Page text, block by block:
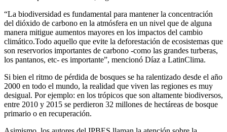
“La biodiversidad es fundamental para mantener la concentración
del dióxido de carbono en la atmósfera en un nivel que de alguna
manera mitigue aumentos mayores en los impactos del cambio
climático.Todo aquello que evite la deforestación de ecosistemas que
son reservorios importantes de carbono -como las grandes turberas,
los pantanos, etc- es importante”, mencionó Díaz a LatinClima.
Si bien el ritmo de pérdida de bosques se ha ralentizado desde el año
2000 en todo el mundo, la realidad que viven las regiones es muy
desigual. Por ejemplo: en los trópicos que son altamente biodiversos,
entre 2010 y 2015 se perdieron 32 millones de hectáreas de bosque
primario o en recuperación.